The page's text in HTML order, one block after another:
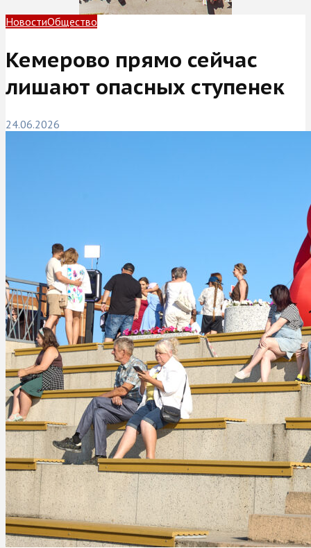
НовостиОбщество
Кемерово прямо сейчас
лишают опасных ступенек
24.06.2026